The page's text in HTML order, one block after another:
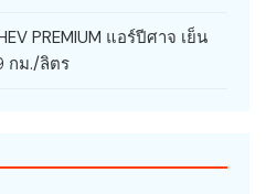
PREMIUM แอร์ปีศาจ เย็น
กม./ลิตร